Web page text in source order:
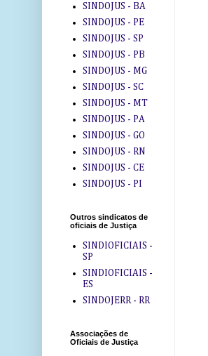
SINDOJUS - BA
SINDOJUS - PE
SINDOJUS - SP
SINDOJUS - PB
SINDOJUS - MG
SINDOJUS - SC
SINDOJUS - MT
SINDOJUS - PA
SINDOJUS - GO
SINDOJUS - RN
SINDOJUS - CE
SINDOJUS - PI
Outros sindicatos de
oficiais de Justiça
SINDIOFICIAIS -
SP
SINDIOFICIAIS -
ES
SINDOJERR - RR
Associações de
Oficiais de Justiça